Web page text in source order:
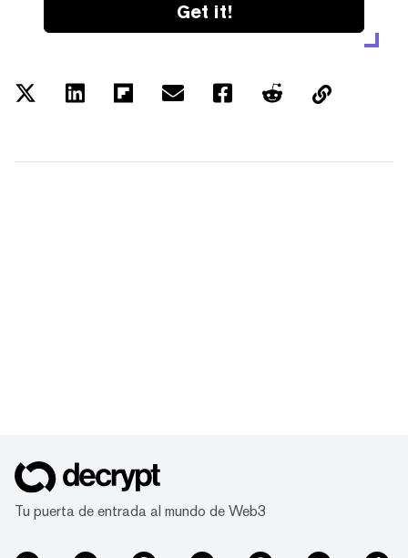
Get it!
Tu puerta de entrada al mundo de Web3